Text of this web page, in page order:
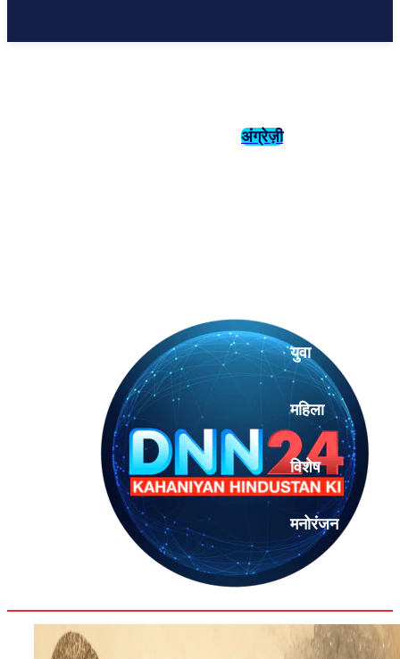
अंग्रेज़ी
युवा
महिला
विशेष
मनोरंजन